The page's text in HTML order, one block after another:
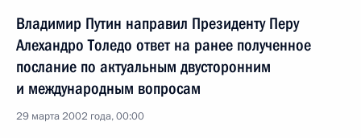
Владимир Путин направил Президенту Перу
Алехандро Толедо ответ на ранее полученное
послание по актуальным двусторонним
и международным вопросам
29 марта 2002 года, 00:00